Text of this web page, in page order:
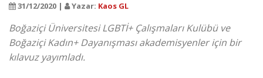
31/12/2020 | Yazar: Kaos GL
Boğaziçi Üniversitesi LGBTİ+ Çalışmaları Kulübü ve
Boğaziçi Kadın+ Dayanışması akademisyenler için bir
kılavuz yayımladı.